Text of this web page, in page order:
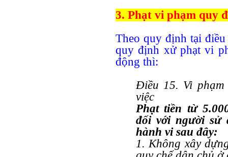
3. Phạt vi phạm quy
Theo quy định tại
quy định xử phạt vi
động thì:
Điều 15. Vi
việc
Phạt tiền từ
đối với người sử
hành vi sau đây:
1. Không xây